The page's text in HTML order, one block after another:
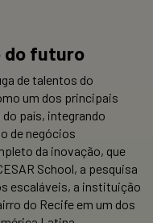
do futuro
de talentos do
um dos principais
país, integrando
de negócios
da inovação, que
School, a pesquisa
escaláveis, a instituição
do Recife em um dos